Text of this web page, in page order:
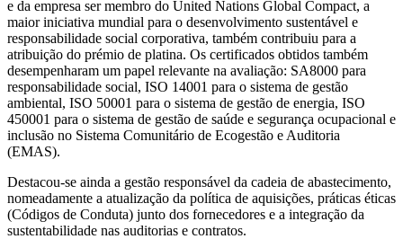
e da empresa ser membro do United Nations Global Compact, a
maior iniciativa mundial para o desenvolvimento sustentável e
responsabilidade social corporativa, também contribuiu para a
atribuição do prémio de platina. Os certificados obtidos também
desempenharam um papel relevante na avaliação: SA8000 para
responsabilidade social, ISO 14001 para o sistema de gestão
ambiental, ISO 50001 para o sistema de gestão de energia, ISO
450001 para o sistema de gestão de saúde e segurança ocupacional e
inclusão no Sistema Comunitário de Ecogestão e Auditoria
(EMAS).
Destacou-se ainda a gestão responsável da cadeia de abastecimento,
nomeadamente a atualização da política de aquisições, práticas éticas
(Códigos de Conduta) junto dos fornecedores e a integração da
sustentabilidade nas auditorias e contratos.